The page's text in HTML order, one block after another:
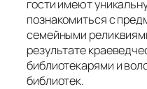
гости имеют
познакомиться с
семейными
результате
библиотекарями и
библиотек.